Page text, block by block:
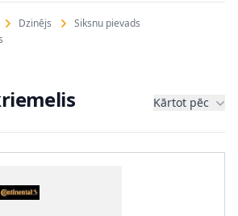
Dzinējs
Siksnu pievads
Kārtot pēc